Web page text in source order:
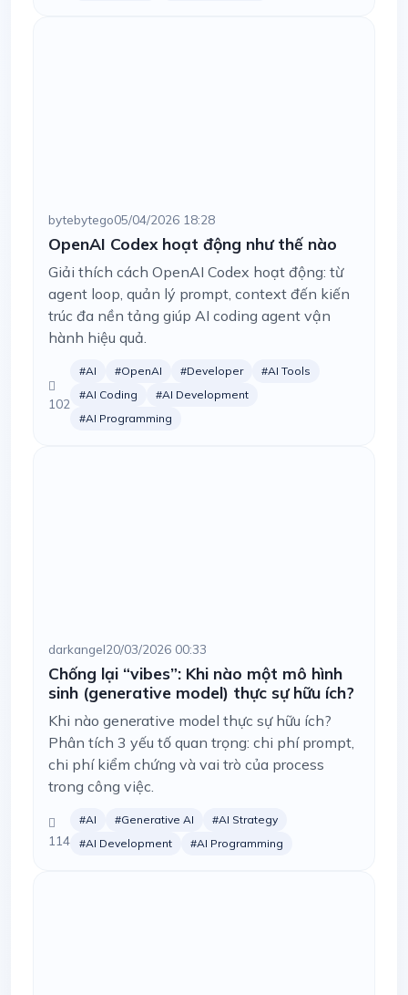
bytebytego05/04/2026 18:28
OpenAI Codex hoạt động như thế nào
Giải thích cách OpenAI Codex hoạt động: từ
agent loop, quản lý prompt, context đến kiến
trúc đa nền tảng giúp AI coding agent vận
hành hiệu quả.
102
#AI #OpenAI #Developer
#AI Tools
#AI Coding
#AI Development
#AI Programming
darkangel20/03/2026 00:33
Chống lại “vibes”: Khi nào một mô hình
sinh (generative model) thực sự hữu ích?
Khi nào generative model thực sự hữu ích?
Phân tích 3 yếu tố quan trọng: chi phí prompt,
chi phí kiểm chứng và vai trò của process
trong công việc.
114
#AI #Generative AI
#AI Strategy
#AI Development
#AI Programming